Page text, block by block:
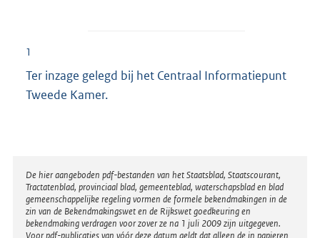
1
Ter inzage gelegd bij het Centraal Informatiepunt
Tweede Kamer.
Disclaimer
De hier aangeboden pdf-bestanden van het Staatsblad, Staatscourant,
Tractatenblad, provinciaal blad, gemeenteblad, waterschapsblad en blad
gemeenschappelijke regeling vormen de formele bekendmakingen in de
zin van de Bekendmakingswet en de Rijkswet goedkeuring en
bekendmaking verdragen voor zover ze na 1 juli 2009 zijn uitgegeven.
Voor pdf-publicaties van vóór deze datum geldt dat alleen de in papieren